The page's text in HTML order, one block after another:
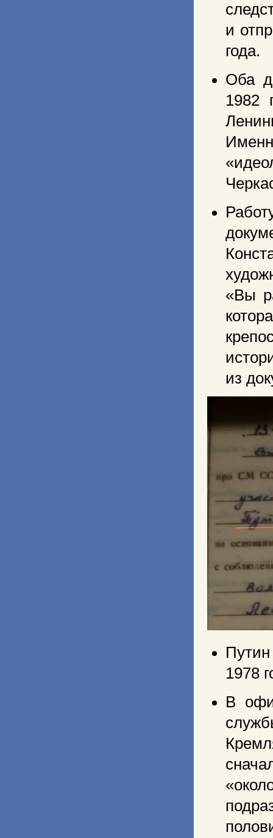
и
года.
Оба
1982
«Вы
из
1978
В